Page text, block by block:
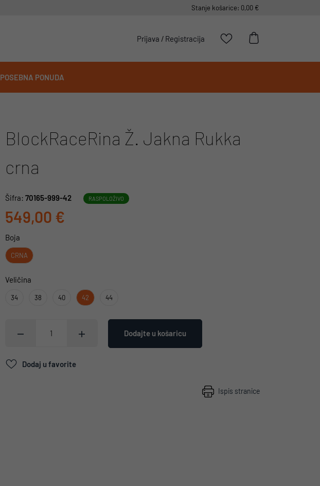
Stanje košarice: 0,00 €
Prijava / Registracija
POSEBNA PONUDA
BlockRaceRina Ž. Jakna Rukka
crna
Šifra: 70165-999-42 RASPOLOŽIVO
549,00 €
Boja
CRNA
Veličina
34 38 40 42 44
Dodajte u košaricu
Dodaj u favorite
Ispis stranice